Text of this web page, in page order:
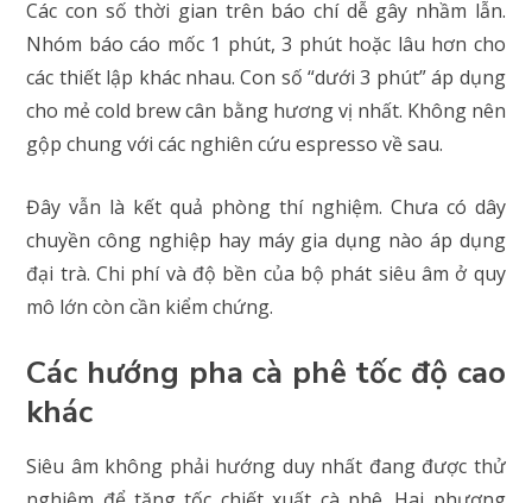
Các con số thời gian trên báo chí dễ gây nhầm lẫn.
Nhóm báo cáo mốc 1 phút, 3 phút hoặc lâu hơn cho
các thiết lập khác nhau. Con số “dưới 3 phút” áp dụng
cho mẻ cold brew cân bằng hương vị nhất. Không nên
gộp chung với các nghiên cứu espresso về sau.
Đây vẫn là kết quả phòng thí nghiệm. Chưa có dây
chuyền công nghiệp hay máy gia dụng nào áp dụng
đại trà. Chi phí và độ bền của bộ phát siêu âm ở quy
mô lớn còn cần kiểm chứng.
Các hướng pha cà phê tốc độ cao
khác
Siêu âm không phải hướng duy nhất đang được thử